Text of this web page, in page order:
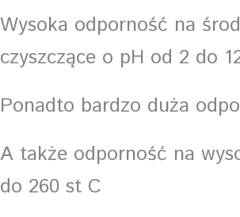
Wysoka odporność na
czyszczące o pH od 2 do
Ponadto bardzo duża
A także odporność na
do 260 st C